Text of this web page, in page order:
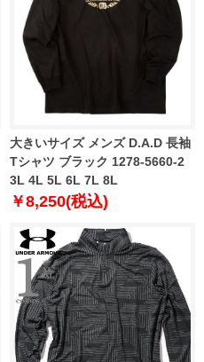
大きいサイズ メンズ D.A.D 長袖
Tシャツ ブラック 1278-5660-2
3L 4L 5L 6L 7L 8L
￥8,250(税込)